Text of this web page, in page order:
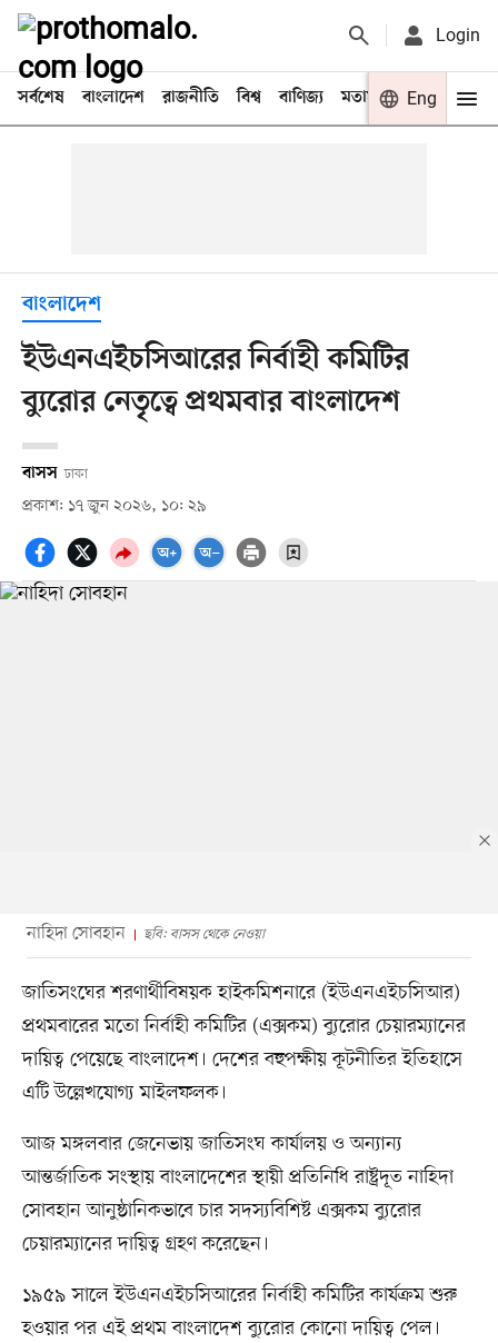
Login
সর্বশেষ বাংলাদেশ রাজনীতি বিশ্ব বাণিজ্য মতামত খেলা
Eng
বাংলাদেশ
ইউএনএইচসিআরের নির্বাহী কমিটির
ব্যুরোর নেতৃত্বে প্রথমবার বাংলাদেশ
বাসস ঢাকা
প্রকাশ: ১৭ জুন ২০২৬, ১০: ২৯
নাহিদা সোবহান ছবি: বাসস থেকে নেওয়া
জাতিসংঘের শরণার্থীবিষয়ক হাইকমিশনারে (ইউএনএইচসিআর)
প্রথমবারের মতো নির্বাহী কমিটির (এক্সকম) ব্যুরোর চেয়ারম্যানের
দায়িত্ব পেয়েছে বাংলাদেশ। দেশের বহুপক্ষীয় কূটনীতির ইতিহাসে
এটি উল্লেখযোগ্য মাইলফলক।
আজ মঙ্গলবার জেনেভায় জাতিসংঘ কার্যালয় ও অন্যান্য
আন্তর্জাতিক সংস্থায় বাংলাদেশের স্থায়ী প্রতিনিধি রাষ্ট্রদূত নাহিদা
সোবহান আনুষ্ঠানিকভাবে চার সদস্যবিশিষ্ট এক্সকম ব্যুরোর
চেয়ারম্যানের দায়িত্ব গ্রহণ করেছেন।
১৯৫৯ সালে ইউএনএইচসিআরের নির্বাহী কমিটির কার্যক্রম শুরু
হওয়ার পর এই প্রথম বাংলাদেশ ব্যুরোর কোনো দায়িত্ব পেল।